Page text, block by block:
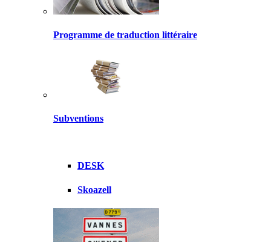
Programme de traduction littéraire
Subventions
DESK
Skoazell